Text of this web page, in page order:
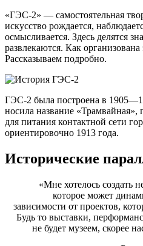
«ГЭС-2» — cамостоятельная
искусство рождается,
осмысливается. Здесь делятся
развлекаются. Как организована
Рассказываем подробно.
ГЭС-2 была построена в
носила название «Трамвайная»,
для питания контактной сети
ориентировочно 1913 года.
Исторические
«Мне хотелось создать
которое может
зависимости от проектов,
Будь то выставки,
не будет музеем, скорее